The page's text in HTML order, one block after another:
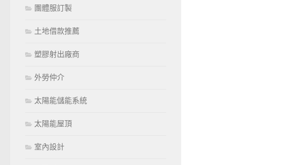
團體服訂製
土地借款推薦
塑膠射出廠商
外勞仲介
太陽能儲能系統
太陽能屋頂
室內設計